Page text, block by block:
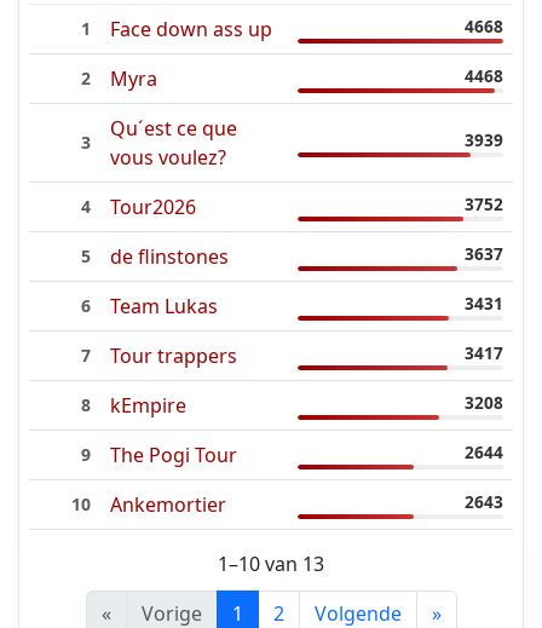
1 Face down ass up 4668
2 Myra 4468
3
Qu´est ce que
vous voulez?
3939
4 Tour2026 3752
5 de flinstones 3637
6 Team Lukas 3431
7 Tour trappers 3417
8 kEmpire 3208
9 The Pogi Tour 2644
10 Ankemortier 2643
1–10 van 13
«
Vorige 1 2 Volgende »